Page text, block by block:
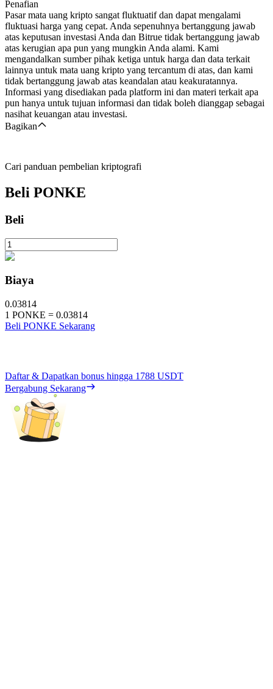
Penafian
Pasar mata uang kripto sangat fluktuatif dan dapat mengalami
fluktuasi harga yang cepat. Anda sepenuhnya bertanggung jawab
atas keputusan investasi Anda dan Bitrue tidak bertanggung jawab
atas kerugian apa pun yang mungkin Anda alami. Kami
mengandalkan sumber pihak ketiga untuk harga dan data terkait
lainnya untuk mata uang kripto yang tercantum di atas, dan kami
tidak bertanggung jawab atas keandalan atau keakuratannya.
Informasi yang disediakan pada platform ini dan materi terkait apa
pun hanya untuk tujuan informasi dan tidak boleh dianggap sebagai
nasihat keuangan atau investasi.
Bagikan
Cari panduan pembelian kriptografi
Beli PONKE
Beli
Biaya
0.03814
1 PONKE = 0.03814
Beli PONKE Sekarang
Daftar & Dapatkan bonus hingga 1788 USDT
Bergabung Sekarang